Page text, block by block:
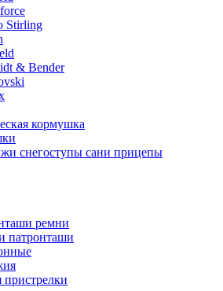
Stirling
& Bender
кормушка
снегоступы сани прицепы
ремни
патронташи
пристрелки